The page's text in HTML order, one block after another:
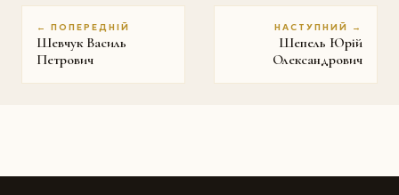
← ПОПЕРЕДНІЙ
Шевчук Василь
Петрович
НАСТУПНИЙ →
Шепель Юрій
Олександрович